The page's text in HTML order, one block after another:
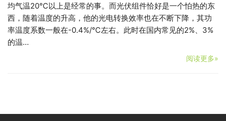
均气温20℃以上是经常的事。而光伏组件恰好是一个怕热的东
西，随着温度的升高，他的光电转换效率也在不断下降，其功
率温度系数一般在-0.4%/℃左右。此时在国内常见的2%、3%
的温…
阅读更多»